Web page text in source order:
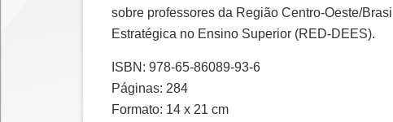
sobre professores da Região Centro-Oeste/
Estratégica no Ensino Superior (RED-DEES).
ISBN: 978-65-86089-93-6
Páginas: 284
Formato: 14 x 21 cm